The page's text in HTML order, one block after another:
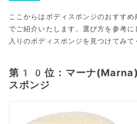
ここからはボディスポンジのおすす
でご紹介いたします。選び方を参考に
入りのボディスポンジを見つけてみて
第10位：マーナ(Marna)
スポンジ